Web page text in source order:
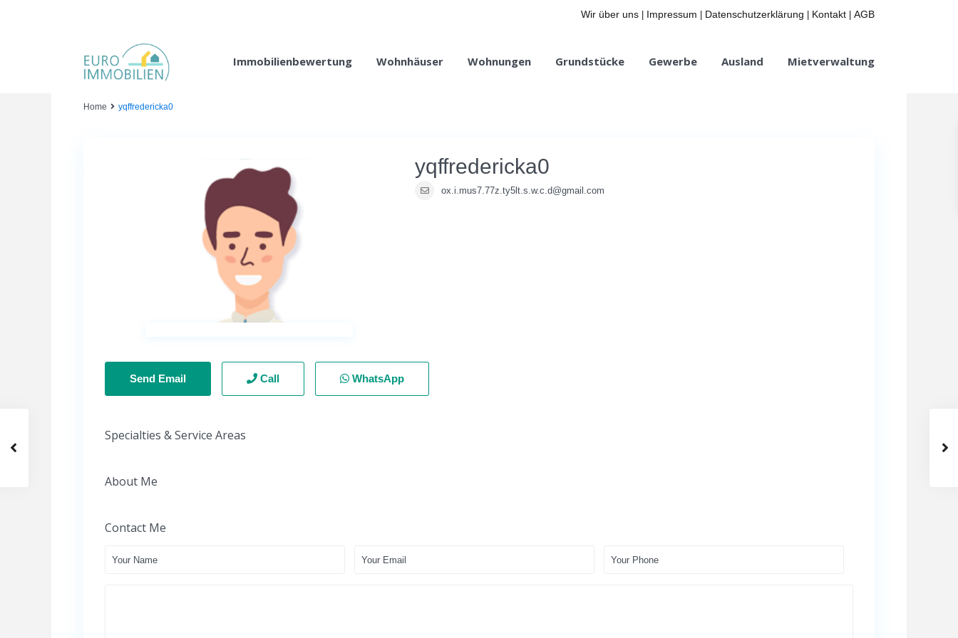
Wir über uns Impressum Datenschutzerklärung Kontakt AGB
Immobilienbewertung Wohnhäuser Wohnungen Grundstücke Gewerbe Ausland Mietverwaltung
Home yqffredericka0
yqffredericka0
ox.i.mus7.77z.ty5lt.s.w.c.d@gmail.com
Send Email Call WhatsApp
Specialties & Service Areas
About Me
Contact Me